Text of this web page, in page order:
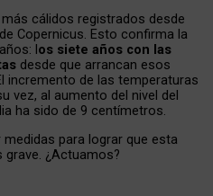
cálidos registrados desde
Copernicus. Esto confirma la
l os siete años con las
desde que arrancan esos
incremento de las temperaturas
vez, al aumento del nivel del
ha sido de 9 centímetros.
para lograr que esta
¿Actuamos?